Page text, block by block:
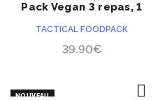
ACHETER
Pack Vegan 3 repas, 1
TACTICAL FOODPACK
39.90€
NOUVEAU